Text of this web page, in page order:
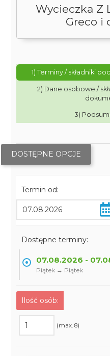
Wycieczka Z
Greco i
1) Terminy / składniki
2) Dane osobowe /
3)
DOSTĘPNE OPCJE
Termin od:
Dostępne terminy:
07.08.2026 -
Piątek → Piątek
Ilość osób:
(max. 8)